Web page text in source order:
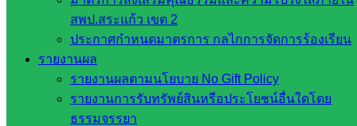
สพป.สระแก้ว เขต 2
ประกาศกำหนดมาตรการ กลไกการจัดการร้องเรียน
รายงานผล
รายงานผลตามนโยบาย No Gift Policy
รายงานการรับทรัพย์สินหรือประโยชน์อื่นใดโดย
ธรรมจรรยา
กรรมการ